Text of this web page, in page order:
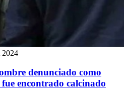
2024
denunciado como
fue encontrado calcinado